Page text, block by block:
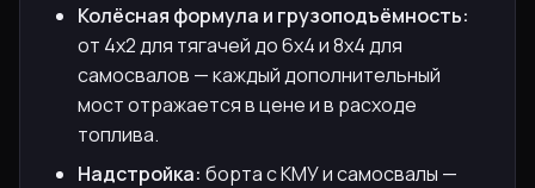
Колёсная формула и грузоподъёмность:
от 4х2 для тягачей до 6х4 и 8х4 для
самосвалов — каждый дополнительный
мост отражается в цене и в расходе
топлива.
Надстройка: борта с КМУ и самосвалы —